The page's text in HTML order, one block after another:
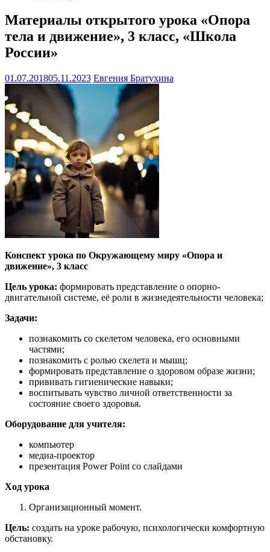
Материалы открытого урока «Опора
тела и движение», 3 класс, «Школа
России»
01.07.201805.11.2023 Евгения Братухина
Конспект урока по Окружающему миру «Опора и
движение», 3 класс
Цель урока: формировать представление о опорно-
двигательной системе, её роли в жизнедеятельности человека;
Задачи:
познакомить со скелетом человека, его основными
частями;
познакомить с ролью скелета и мышц;
формировать представление о здоровом образе жизни;
прививать гигиенические навыки;
воспитывать чувство личной ответственности за
состояние своего здоровья.
Оборудование для учителя:
компьютер
медиа-проектор
презентация Power Point со слайдами
Ход урока
Организационный момент.
Цель: создать на уроке рабочую, психологически комфортную
обстановку.